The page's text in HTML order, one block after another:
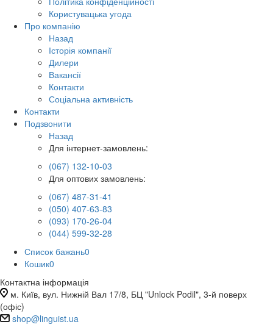
Користувацька угода
Про компанію
Назад
Історія компанії
Дилери
Вакансії
Контакти
Соціальна активність
Контакти
Подзвонити
Назад
Для інтернет-замовлень:
(067) 132-10-03
Для оптових замовлень:
(067) 487-31-41
(050) 407-63-83
(093) 170-26-04
(044) 599-32-28
Список бажань0
Кошик0
Контактна інформація
м. Київ, вул. Нижній Вал 17/8, БЦ "Unlock Podil", 3-й поверх
(офіс)
shop@linguist.ua